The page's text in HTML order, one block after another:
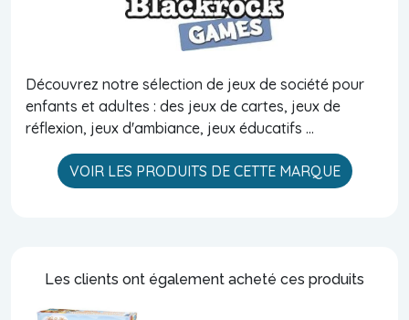
Découvrez notre sélection de jeux de société pour
enfants et adultes : des jeux de cartes, jeux de
réflexion, jeux d'ambiance, jeux éducatifs ...
VOIR LES PRODUITS DE CETTE MARQUE
Les clients ont également acheté ces produits